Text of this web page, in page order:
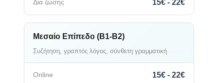
15€ - 22€
Μεσαίο Επίπεδο (B1-B2)
Συζήτηση, γραπτός λόγος, σύνθετη γραμματική
15€ - 22€